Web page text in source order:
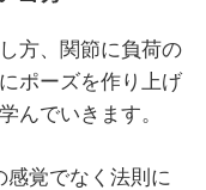
方、関節に負荷の
ポーズを作り上げ
んでいきます。
覚でなく法則に